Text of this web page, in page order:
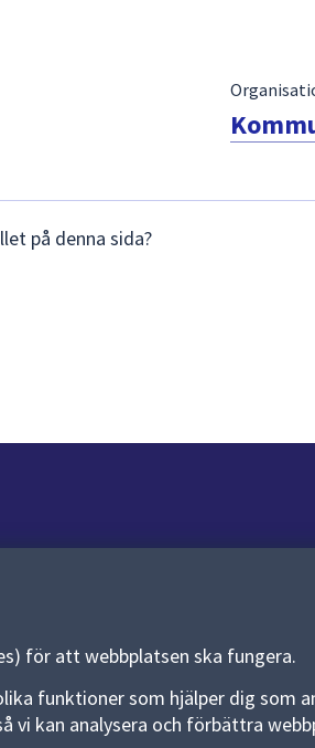
för att webbplatsen ska fungera.
funktioner som hjälper dig som
vi kan analysera och förbättra
på denna sida?
Allmänna handlingar
Behandling av
Kakor